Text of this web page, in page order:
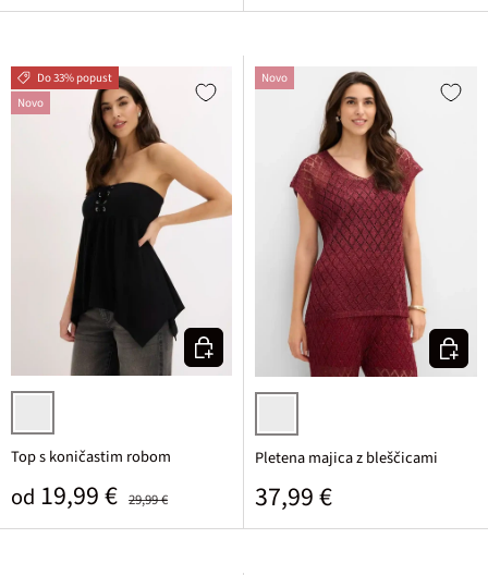
Do 33% popust
Novo
črna
Top s koničastim robom
Prodajna cena
od 19,99 € 29,99 €
Izberi varianto
Novo
javorjeva
Pletena majica z bleščicami
Običajna cena
37,99 €
Izberi